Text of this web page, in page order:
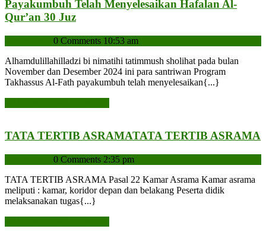
Payakumbuh Telah Menyelesaikan Hafalan Al-
Qur’an 30 Juz
0 Comments 10:53 am
Alhamdulillahilladzi bi nimatihi tatimmush sholihat pada bulan
November dan Desember 2024 ini para santriwan Program
Takhassus Al-Fath payakumbuh telah menyelesaikan{...}
TATA TERTIB ASRAMATATA TERTIB ASRAMA
0 Comments 2:35 pm
TATA TERTIB ASRAMA Pasal 22 Kamar Asrama Kamar asrama
meliputi : kamar, koridor depan dan belakang Peserta didik
melaksanakan tugas{...}